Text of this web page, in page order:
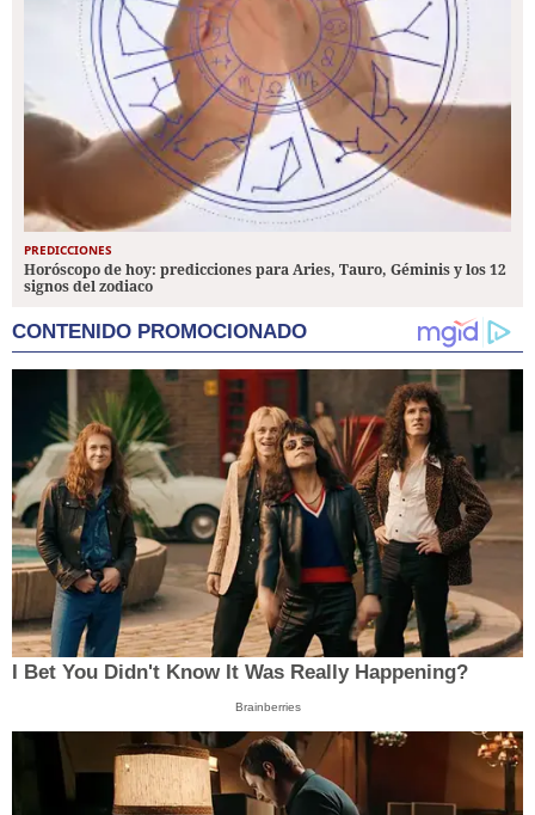
PREDICCIONES
Horóscopo de hoy: predicciones para Aries, Tauro, Géminis y los 12
signos del zodiaco
CONTENIDO PROMOCIONADO
I Bet You Didn't Know It Was Really Happening?
Brainberries